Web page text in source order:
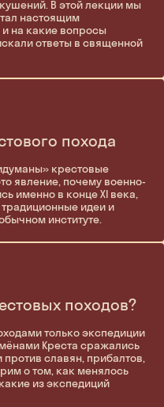
В этой лекции мы
настоящим
на какие вопросы
ответы в священной
похода
крестовые
явление, почему военно-
именно в конце XI века,
идеи и
институте.
походов?
только экспедиции
Креста сражались
против славян, прибалтов,
о том, как менялось
из экспедиций